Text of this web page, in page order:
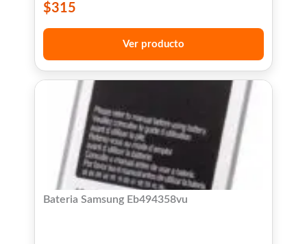
$315
Ver producto
Bateria Samsung Eb494358vu